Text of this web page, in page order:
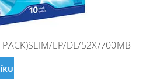
EP/DL/52X/700MB